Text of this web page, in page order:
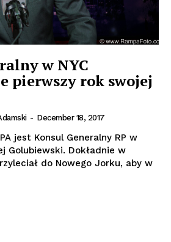
w NYC
pierwszy rok swojej
- December 18, 2017
jest Konsul Generalny RP w
Golubiewski. Dokładnie w
do Nowego Jorku, aby w